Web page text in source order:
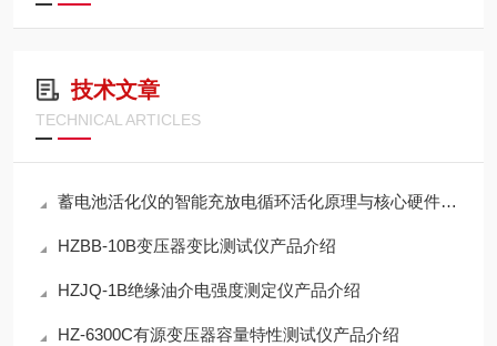
技术文章
TECHNICAL ARTICLES
蓄电池活化仪的智能充放电循环活化原理与核心硬件架构解析
HZBB-10B变压器变比测试仪产品介绍
HZJQ-1B绝缘油介电强度测定仪产品介绍
HZ-6300C有源变压器容量特性测试仪产品介绍